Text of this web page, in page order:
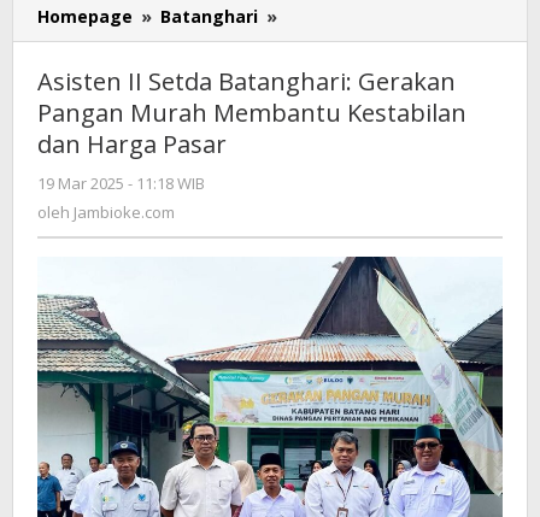
Homepage » Batanghari »
II
Setda
Batanghari:
Gerakan
dan
Harga
Pasar
Asisten II Setda Batanghari: Gerakan
Pangan Murah Membantu Kestabilan
dan Harga Pasar
19 Mar 2025 - 11:18 WIB
oleh Jambioke.com